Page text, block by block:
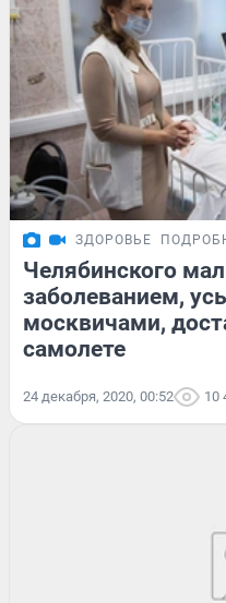
ЗДОРОВЬЕ
Челябинского
заболеванием,
москвичами,
самолете
24 декабря, 2020, 00:52 10